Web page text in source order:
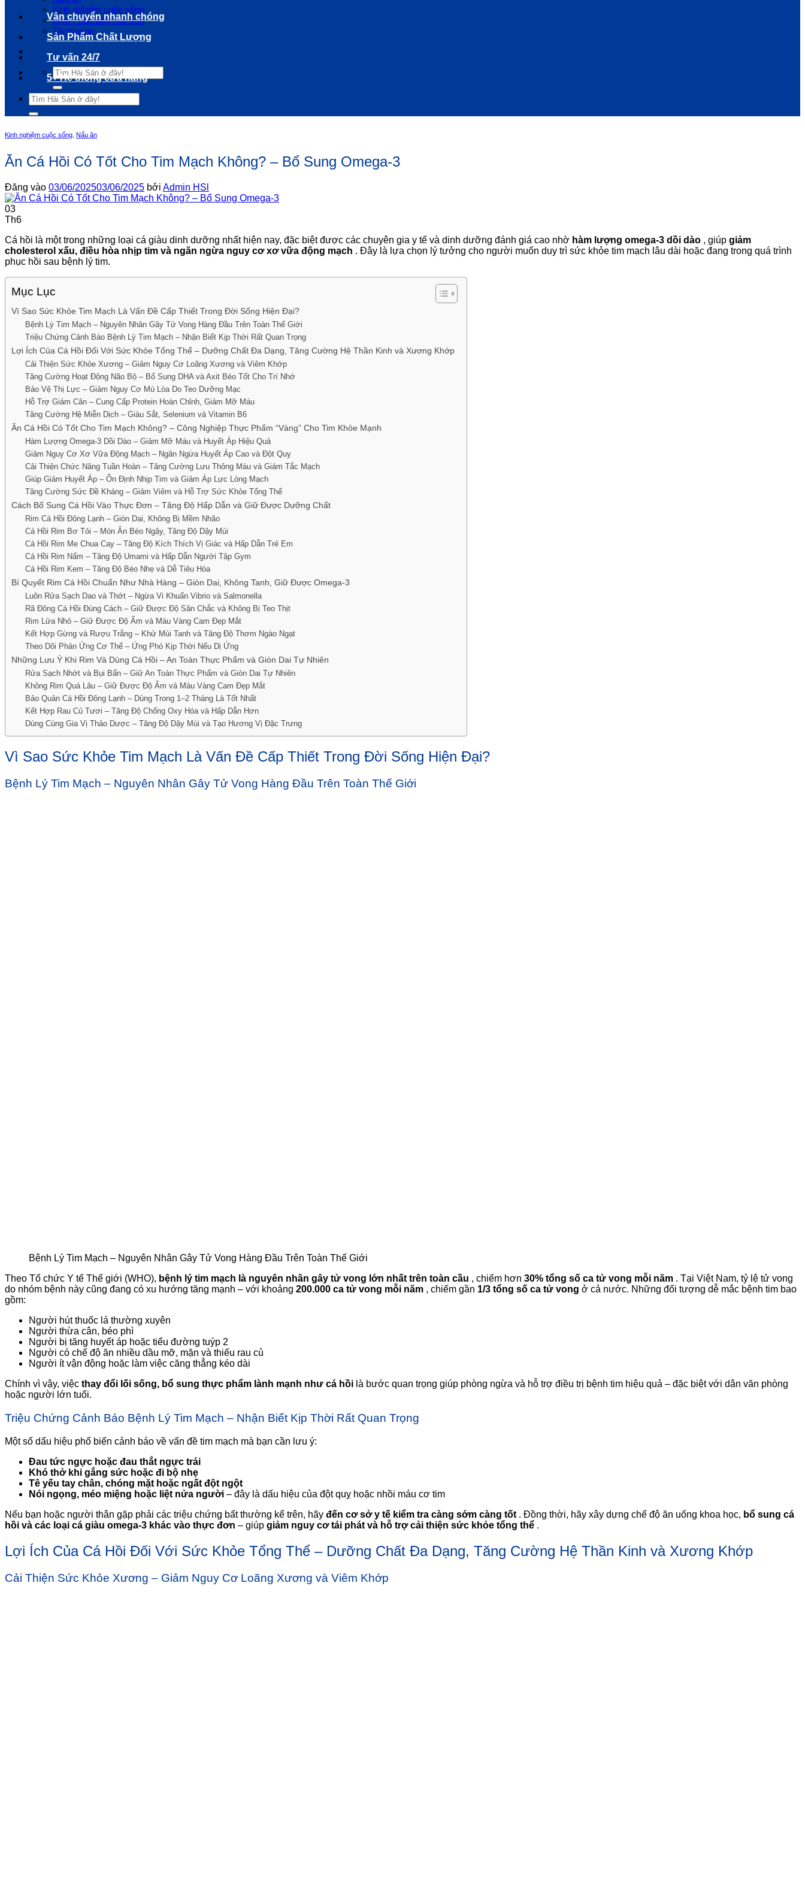
Kinh nghiệm cuộc sống
Mẹo Phân Biệt Hải Sản
Thị trường
Tìm
kiếm:
Vận chuyển nhanh chóng
Sản Phẩm Chất Lượng
Tư vấn 24/7
5+ Hệ thống cửa hàng
Tìm
kiếm:
Kinh nghiệm cuộc sống Nấu ăn
Ăn Cá Hồi Có Tốt Cho Tim Mạch Không? – Bổ Sung Omega-3
Đăng vào 03/06/202503/06/2025 bởi Admin HSl
03
Th6
Cá hồi là một trong những loại cá giàu dinh dưỡng nhất hiện nay, đặc biệt được các chuyên gia y tế và dinh dưỡng đánh giá cao nhờ hàm lượng omega-3 dồi dào , giúp giảm
cholesterol xấu, điều hòa nhịp tim và ngăn ngừa nguy cơ xơ vữa động mạch . Đây là lựa chọn lý tưởng cho người muốn duy trì sức khỏe tim mạch lâu dài hoặc đang trong quá trình
phục hồi sau bệnh lý tim.
Mục Lục
Vì Sao Sức Khỏe Tim Mạch Là Vấn Đề Cấp Thiết Trong Đời Sống Hiện Đại?
Bệnh Lý Tim Mạch – Nguyên Nhân Gây Tử Vong Hàng Đầu Trên Toàn Thế Giới
Triệu Chứng Cảnh Báo Bệnh Lý Tim Mạch – Nhận Biết Kịp Thời Rất Quan Trọng
Lợi Ích Của Cá Hồi Đối Với Sức Khỏe Tổng Thể – Dưỡng Chất Đa Dạng, Tăng Cường Hệ Thần Kinh và Xương Khớp
Cải Thiện Sức Khỏe Xương – Giảm Nguy Cơ Loãng Xương và Viêm Khớp
Tăng Cường Hoạt Động Não Bộ – Bổ Sung DHA và Axit Béo Tốt Cho Trí Nhớ
Bảo Vệ Thị Lực – Giảm Nguy Cơ Mù Lòa Do Teo Dưỡng Mạc
Hỗ Trợ Giảm Cân – Cung Cấp Protein Hoàn Chỉnh, Giảm Mỡ Máu
Tăng Cường Hệ Miễn Dịch – Giàu Sắt, Selenium và Vitamin B6
Ăn Cá Hồi Có Tốt Cho Tim Mạch Không? – Công Nghiệp Thực Phẩm “Vàng” Cho Tim Khỏe Mạnh
Hàm Lượng Omega-3 Dồi Dào – Giảm Mỡ Máu và Huyết Áp Hiệu Quả
Giảm Nguy Cơ Xơ Vữa Động Mạch – Ngăn Ngừa Huyết Áp Cao và Đột Quỵ
Cải Thiện Chức Năng Tuần Hoàn – Tăng Cường Lưu Thông Máu và Giảm Tắc Mạch
Giúp Giảm Huyết Áp – Ổn Định Nhịp Tim và Giảm Áp Lực Lòng Mạch
Tăng Cường Sức Đề Kháng – Giảm Viêm và Hỗ Trợ Sức Khỏe Tổng Thể
Cách Bổ Sung Cá Hồi Vào Thực Đơn – Tăng Độ Hấp Dẫn và Giữ Được Dưỡng Chất
Rim Cá Hồi Đông Lạnh – Giòn Dai, Không Bị Mềm Nhão
Cá Hồi Rim Bơ Tỏi – Món Ăn Béo Ngậy, Tăng Độ Dậy Mùi
Cá Hồi Rim Me Chua Cay – Tăng Độ Kích Thích Vị Giác và Hấp Dẫn Trẻ Em
Cá Hồi Rim Nấm – Tăng Độ Umami và Hấp Dẫn Người Tập Gym
Cá Hồi Rim Kem – Tăng Độ Béo Nhẹ và Dễ Tiêu Hóa
Bí Quyết Rim Cá Hồi Chuẩn Như Nhà Hàng – Giòn Dai, Không Tanh, Giữ Được Omega-3
Luôn Rửa Sạch Dao và Thớt – Ngừa Vi Khuẩn Vibrio và Salmonella
Rã Đông Cá Hồi Đúng Cách – Giữ Được Độ Săn Chắc và Không Bị Teo Thịt
Rim Lửa Nhỏ – Giữ Được Độ Ẩm và Màu Vàng Cam Đẹp Mắt
Kết Hợp Gừng và Rượu Trắng – Khử Mùi Tanh và Tăng Độ Thơm Ngào Ngạt
Theo Dõi Phản Ứng Cơ Thể – Ứng Phó Kịp Thời Nếu Dị Ứng
Những Lưu Ý Khi Rim Và Dùng Cá Hồi – An Toàn Thực Phẩm và Giòn Dai Tự Nhiên
Rửa Sạch Nhớt và Bụi Bẩn – Giữ An Toàn Thực Phẩm và Giòn Dai Tự Nhiên
Không Rim Quá Lâu – Giữ Được Độ Ẩm và Màu Vàng Cam Đẹp Mắt
Bảo Quản Cá Hồi Đông Lạnh – Dùng Trong 1–2 Tháng Là Tốt Nhất
Kết Hợp Rau Củ Tươi – Tăng Độ Chống Oxy Hóa và Hấp Dẫn Hơn
Dùng Cùng Gia Vị Thảo Dược – Tăng Độ Dậy Mùi và Tạo Hương Vị Đặc Trưng
Vì Sao Sức Khỏe Tim Mạch Là Vấn Đề Cấp Thiết Trong Đời Sống Hiện Đại?
Bệnh Lý Tim Mạch – Nguyên Nhân Gây Tử Vong Hàng Đầu Trên Toàn Thế Giới
Bệnh Lý Tim Mạch – Nguyên Nhân Gây Tử Vong Hàng Đầu Trên Toàn Thế Giới
Theo Tổ chức Y tế Thế giới (WHO), bệnh lý tim mạch là nguyên nhân gây tử vong lớn nhất trên toàn cầu , chiếm hơn 30% tổng số ca tử vong mỗi năm . Tại Việt Nam, tỷ lệ tử vong
do nhóm bệnh này cũng đang có xu hướng tăng mạnh – với khoảng 200.000 ca tử vong mỗi năm , chiếm gần 1/3 tổng số ca tử vong ở cả nước. Những đối tượng dễ mắc bệnh tim bao
gồm:
Người hút thuốc lá thường xuyên
Người thừa cân, béo phì
Người bị tăng huyết áp hoặc tiểu đường tuýp 2
Người có chế độ ăn nhiều dầu mỡ, mặn và thiếu rau củ
Người ít vận động hoặc làm việc căng thẳng kéo dài
Chính vì vậy, việc thay đổi lối sống, bổ sung thực phẩm lành mạnh như cá hồi là bước quan trọng giúp phòng ngừa và hỗ trợ điều trị bệnh tim hiệu quả – đặc biệt với dân văn phòng
hoặc người lớn tuổi.
Triệu Chứng Cảnh Báo Bệnh Lý Tim Mạch – Nhận Biết Kịp Thời Rất Quan Trọng
Một số dấu hiệu phổ biến cảnh báo về vấn đề tim mạch mà bạn cần lưu ý:
Đau tức ngực hoặc đau thắt ngực trái
Khó thở khi gắng sức hoặc đi bộ nhẹ
Tê yếu tay chân, chóng mặt hoặc ngất đột ngột
Nói ngọng, méo miệng hoặc liệt nửa người – đây là dấu hiệu của đột quỵ hoặc nhồi máu cơ tim
Nếu bạn hoặc người thân gặp phải các triệu chứng bất thường kể trên, hãy đến cơ sở y tế kiểm tra càng sớm càng tốt . Đồng thời, hãy xây dựng chế độ ăn uống khoa học, bổ sung cá
hồi và các loại cá giàu omega-3 khác vào thực đơn – giúp giảm nguy cơ tái phát và hỗ trợ cải thiện sức khỏe tổng thể .
Lợi Ích Của Cá Hồi Đối Với Sức Khỏe Tổng Thể – Dưỡng Chất Đa Dạng, Tăng Cường Hệ Thần Kinh và Xương Khớp
Cải Thiện Sức Khỏe Xương – Giảm Nguy Cơ Loãng Xương và Viêm Khớp